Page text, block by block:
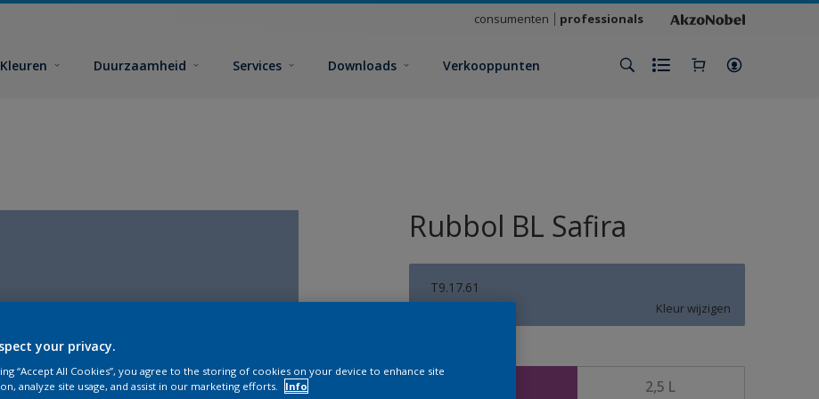
consumenten professionals
Kleuren Duurzaamheid Services Downloads Verkooppunten
Rubbol BL Safira
T9.17.61
Kleur wijzigen
2,5 L
your privacy.
“Accept All Cookies”, you agree to the storing of cookies on your device to enhance site
analyze site usage, and assist in our marketing efforts.
Info